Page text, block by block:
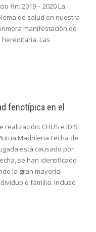
fin: 2019 – 2020 La
de salud en nuestra
manifestación de
Las
fenotípica en el
CHUS e IDIS
Madrileña Fecha de
está causado por
se han identificado
la gran mayoría
o familia. Incluso